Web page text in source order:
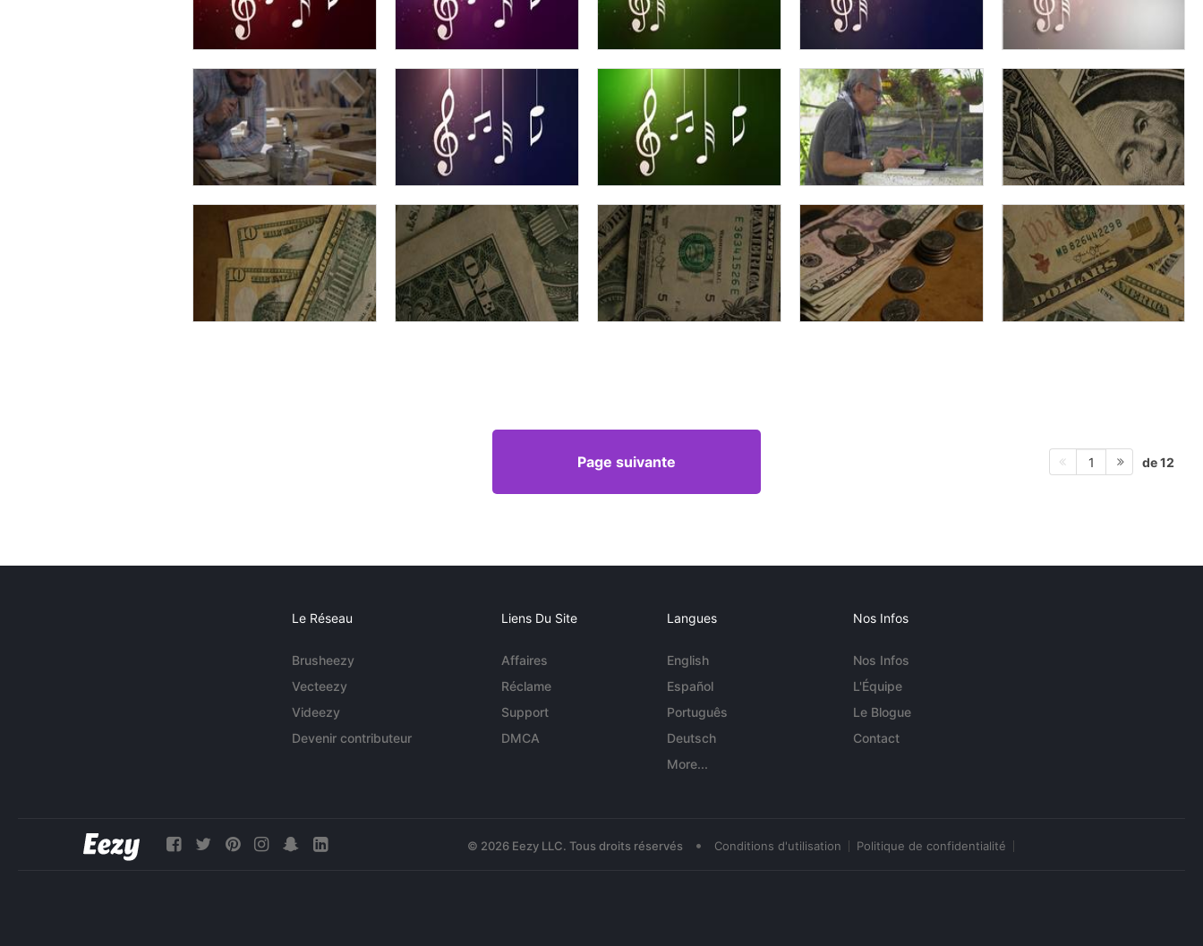
Page suivante 1 de 12
Le Réseau
Brusheezy
Vecteezy
Videezy
Devenir contributeur
Liens Du Site
Affaires
Réclame
Support
DMCA
Langues
English
Español
Português
Deutsch
More...
Nos Infos
Nos Infos
L'Équipe
Le Blogue
Contact
© 2026 Eezy LLC. Tous droits réservés • Conditions d'utilisation Politique de confidentialité